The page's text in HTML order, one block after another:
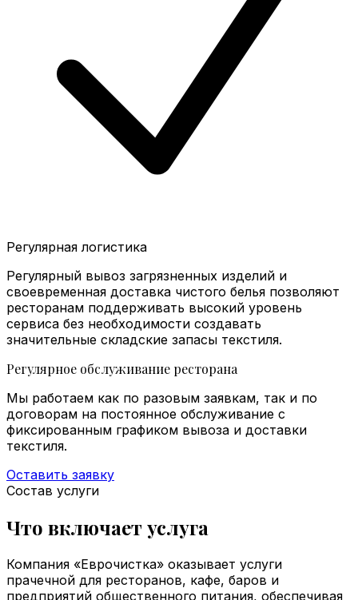
Регулярная логистика
Регулярный вывоз загрязненных изделий и
своевременная доставка чистого белья позволяют
ресторанам поддерживать высокий уровень
сервиса без необходимости создавать
значительные складские запасы текстиля.
Регулярное обслуживание ресторана
Мы работаем как по разовым заявкам, так и по
договорам на постоянное обслуживание с
фиксированным графиком вывоза и доставки
текстиля.
Оставить заявку
Состав услуги
Что включает услуга
Компания «Еврочистка» оказывает услуги
прачечной для ресторанов, кафе, баров и
предприятий общественного питания, обеспечивая